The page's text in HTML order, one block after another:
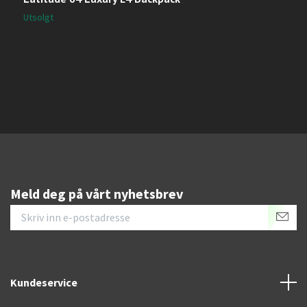
Utsolgt
Meld deg på vårt nyhetsbrev
Kundeservice